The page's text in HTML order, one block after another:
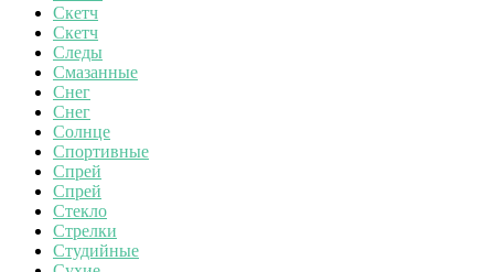
Скетч
Скетч
Следы
Смазанные
Снег
Снег
Солнце
Спортивные
Спрей
Спрей
Стекло
Стрелки
Студийные